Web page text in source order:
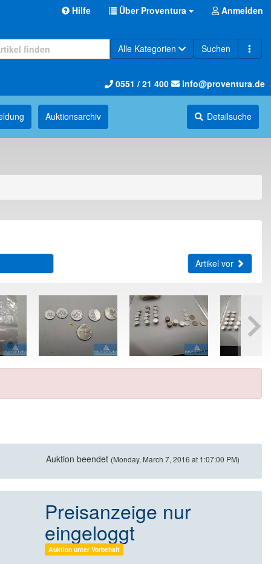
Hilfe Über Proventura Anmelden
Alle Kategorien Suchen
0551 / 21 400 info@proventura.de
Auktions­archiv Detailsuche
Artikel vor
Auktion beendet (Monday, March 7, 2016 at 1:07:00 PM)
Preisanzeige nur
eingeloggt
Auktion unter Vorbehalt